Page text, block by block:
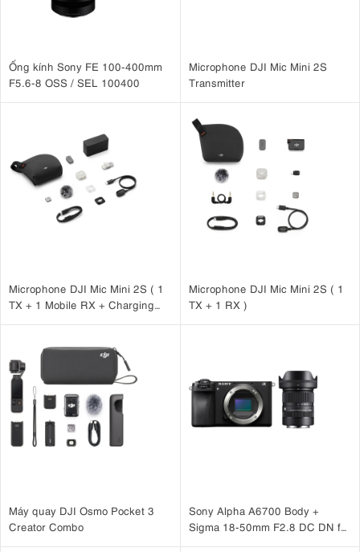
Ống kính Sony FE 100-400mm
F5.6-8 OSS / SEL 100400
Microphone DJI Mic Mini 2S
Transmitter
Microphone DJI Mic Mini 2S ( 1
TX + 1 Mobile RX + Charging
Microphone DJI Mic Mini 2S ( 1
TX + 1 RX )
Máy quay DJI Osmo Pocket 3
Creator Combo
Sony Alpha A6700 Body +
Sigma 18-50mm F2.8 DC DN for